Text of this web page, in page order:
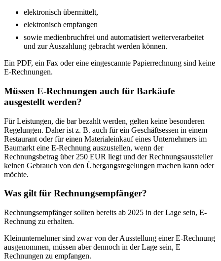
elektronisch übermittelt,
elektronisch empfangen
sowie medienbruchfrei und automatisiert weiterverarbeitet
und zur Auszahlung gebracht werden können.
Ein PDF, ein Fax oder eine eingescannte Papierrechnung sind keine
E-Rechnungen.
Müssen E-Rechnungen auch für Barkäufe
ausgestellt werden?
Für Leistungen, die bar bezahlt werden, gelten keine besonderen
Regelungen. Daher ist z. B. auch für ein Geschäftsessen in einem
Restaurant oder für einen Materialeinkauf eines Unternehmers im
Baumarkt eine E-Rechnung auszustellen, wenn der
Rechnungsbetrag über 250 EUR liegt und der Rechnungsaussteller
keinen Gebrauch von den Übergangsregelungen machen kann oder
möchte.
Was gilt für Rechnungsempfänger?
Rechnungsempfänger sollten bereits ab 2025 in der Lage sein, E-
Rechnung zu erhalten.
Kleinunternehmer sind zwar von der Ausstellung einer E-Rechnung
ausgenommen, müssen aber dennoch in der Lage sein, E
Rechnungen zu empfangen.